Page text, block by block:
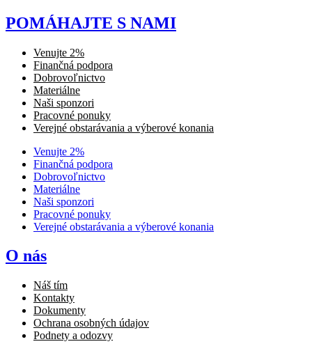
POMÁHAJTE S NAMI
Venujte 2%
Finančná podpora
Dobrovoľnictvo
Materiálne
Naši sponzori
Pracovné ponuky
Verejné obstarávania a výberové konania
Venujte 2%
Finančná podpora
Dobrovoľnictvo
Materiálne
Naši sponzori
Pracovné ponuky
Verejné obstarávania a výberové konania
O nás
Náš tím
Kontakty
Dokumenty
Ochrana osobných údajov
Podnety a odozvy